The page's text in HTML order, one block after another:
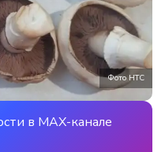
Фото НТС
в MAX-канале